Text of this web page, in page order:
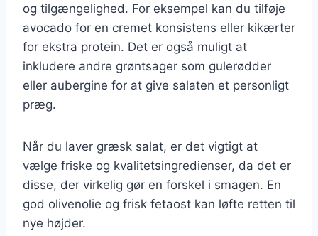
og tilgængelighed. For eksempel kan du tilføje
avocado for en cremet konsistens eller kikærter
for ekstra protein. Det er også muligt at
inkludere andre grøntsager som gulerødder
eller aubergine for at give salaten et personligt
præg.
Når du laver græsk salat, er det vigtigt at
vælge friske og kvalitetsingredienser, da det er
disse, der virkelig gør en forskel i smagen. En
god olivenolie og frisk fetaost kan løfte retten til
nye højder.